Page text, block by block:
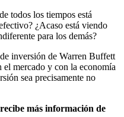
todos los tiempos está
¿Acaso está viendo
para los demás?
inversión de Warren Buffett
el mercado y con la economía
sea precisamente no
más información de